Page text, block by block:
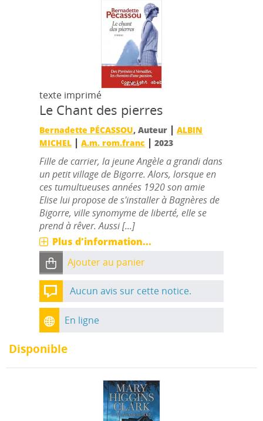
texte imprimé
Le Chant des pierres
Bernadette PÉCASSOU, Auteur |ALBIN
MICHEL |A.m. rom.franc |2023
Fille de carrier, la jeune Angèle a grandi dans
un petit village de Bigorre. Alors, lorsque en
ces tumultueuses années 1920 son amie
Elise lui propose de s'installer à Bagnères de
Bigorre, ville synomyme de liberté, elle se
prend à rêver. Aussi [...]
Plus d'information...
Ajouter au panier
Aucun avis sur cette notice.
En ligne
Disponible